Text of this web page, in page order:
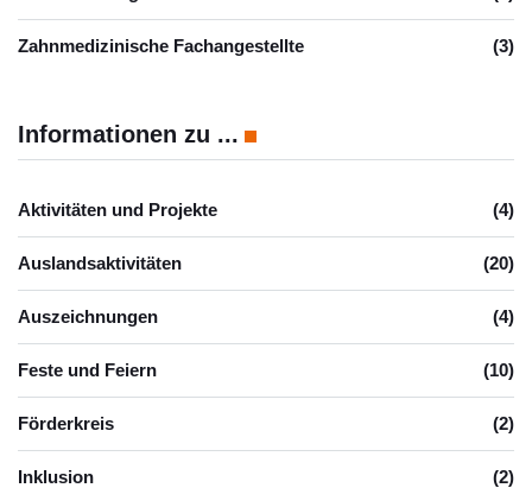
Zahnmedizinische Fachangestellte (3)
Informationen zu ...
Aktivitäten und Projekte (4)
Auslandsaktivitäten (20)
Auszeichnungen (4)
Feste und Feiern (10)
Förderkreis (2)
Inklusion (2)